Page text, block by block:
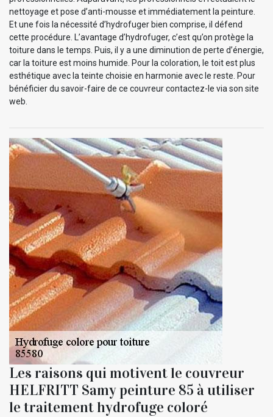
nettoyage et pose d’anti-mousse et immédiatement la peinture.
Et une fois la nécessité d’hydrofuger bien comprise, il défend
cette procédure. L’avantage d’hydrofuger, c’est qu’on protège la
toiture dans le temps. Puis, il y a une diminution de perte d’énergie,
car la toiture est moins humide. Pour la coloration, le toit est plus
esthétique avec la teinte choisie en harmonie avec le reste. Pour
bénéficier du savoir-faire de ce couvreur contactez-le via son site
web.
Les raisons qui motivent le couvreur
HELFRITT Samy peinture 85 à utiliser
le traitement hydrofuge coloré